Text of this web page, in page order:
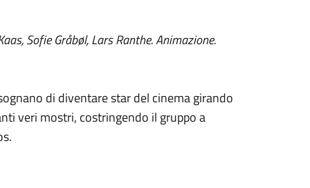
Sofie Gråbøl, Lars Ranthe. Animazione.
di diventare star del cinema girando
veri mostri, costringendo il gruppo a